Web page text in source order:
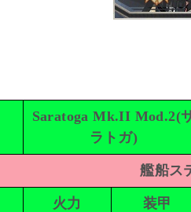
Saratoga Mk.II Mod.2(
ラトガ)
艦船ス
火力 装甲